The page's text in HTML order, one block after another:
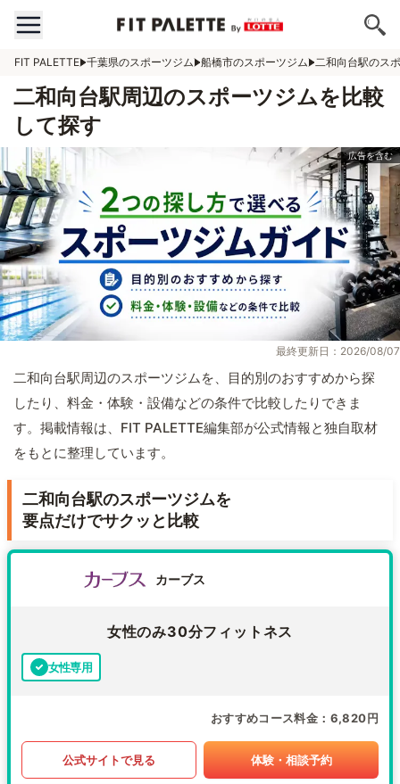
FIT PALETTE 千葉県のスポーツジム 船橋市のスポーツジム 二和向台駅のス
二和向台駅周辺のスポーツジムを比較
して探す
最終更新日：2026/08/07
二和向台駅周辺のスポーツジムを、目的別のおすすめから探
したり、料金・体験・設備などの条件で比較したりできま
す。掲載情報は、FIT PALETTE編集部が公式情報と独自取材
をもとに整理しています。
二和向台駅のスポーツジムを
要点だけでサクッと比較
カーブス
女性のみ30分フィットネス
女性専用
おすすめコース料金 6,820円
公式サイトで見る 体験・相談予約